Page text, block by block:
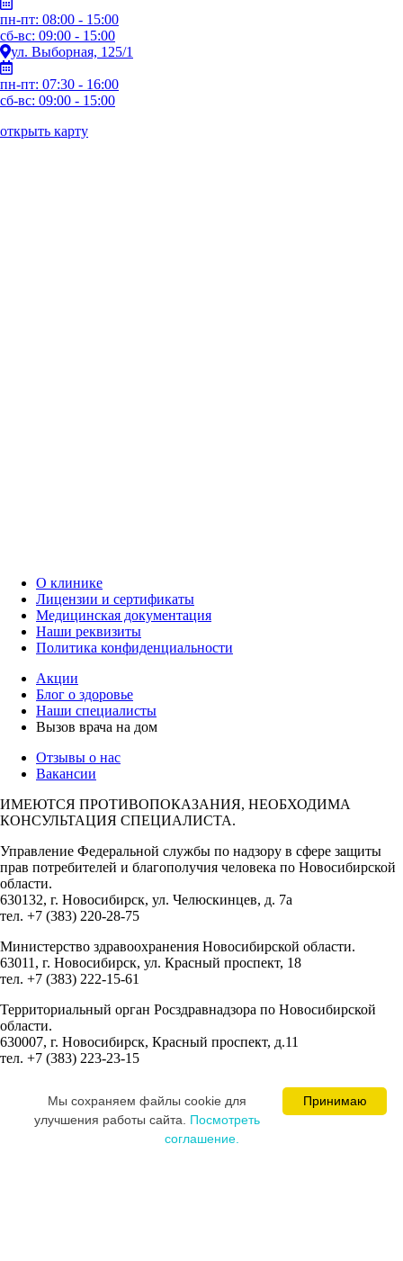
пн-пт: 08:00 - 15:00
сб-вс: 09:00 - 15:00
ул. Выборная, 125/1
пн-пт: 07:30 - 16:00
сб-вс: 09:00 - 15:00
открыть карту
О клинике
Лицензии и сертификаты
Медицинская документация
Наши реквизиты
Политика конфиденциальности
Акции
Блог о здоровье
Наши специалисты
Вызов врача на дом
Отзывы о нас
Вакансии
ИМЕЮТСЯ ПРОТИВОПОКАЗАНИЯ, НЕОБХОДИМА
КОНСУЛЬТАЦИЯ СПЕЦИАЛИСТА.
Управление Федеральной службы по надзору в сфере защиты
прав потребителей и благополучия человека по Новосибирской
области.
630132, г. Новосибирск, ул. Челюскинцев, д. 7а
тел. +7 (383) 220-28-75
Министерство здравоохранения Новосибирской области.
63011, г. Новосибирск, ул. Красный проспект, 18
тел. +7 (383) 222-15-61
Территориальный орган Росздравнадзора по Новосибирской
области.
630007, г. Новосибирск, Красный проспект, д.11
тел. +7 (383) 223-23-15
Ваминцева Марина Николаевна
Цевкалюк Юлия Ивановна
Принимаю
Мы cохраняем файлы cookie для
улучшения работы сайта. Посмотреть
соглашение.